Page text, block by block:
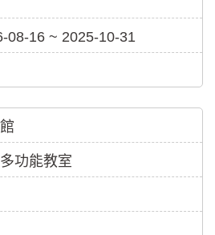
08-16 ~ 2025-10-31
功能教室